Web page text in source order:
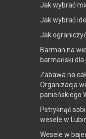
Jak wybrać
Jak wybrać
Jak
Barman na
barmański dla
Zabawa na
Organizacja
panieńskiego
Pstryknąć
wesele w
Wesele w